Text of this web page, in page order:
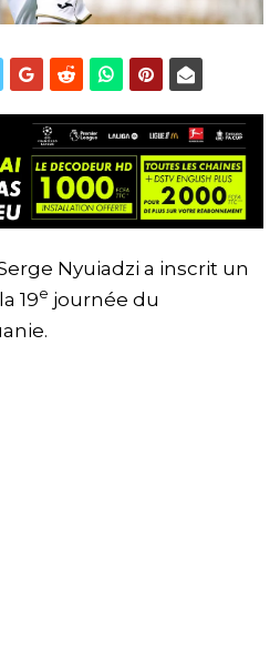
Nyuiadzi a inscrit un
19e journée du